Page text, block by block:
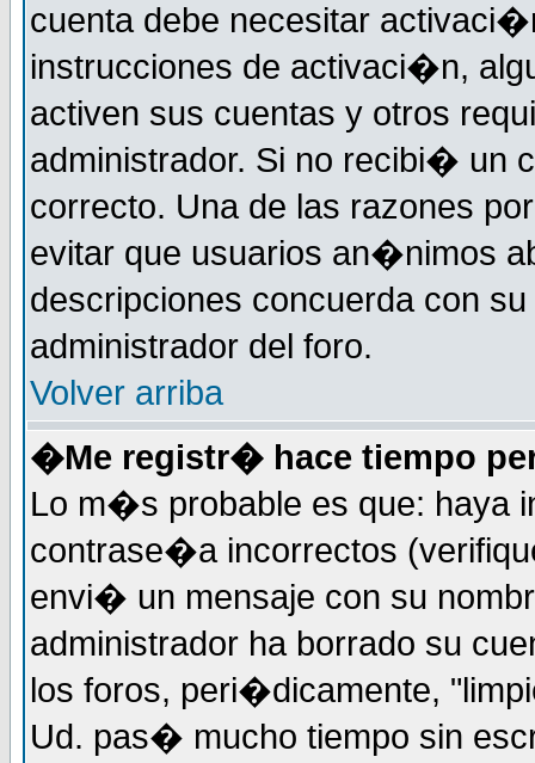
cuenta debe necesitar
instrucciones de activaci�n,
activen sus cuentas y otros
administrador. Si no recibi� un
correcto. Una de las razones
evitar que usuarios an�nimos
descripciones concuerda con
administrador del foro.
Volver arriba
�Me registr� hace tiempo
Lo m�s probable es que: haya
contrase�a incorrectos
envi� un mensaje con su
administrador ha borrado su
los foros, peri�dicamente,
Ud. pas� mucho tiempo sin